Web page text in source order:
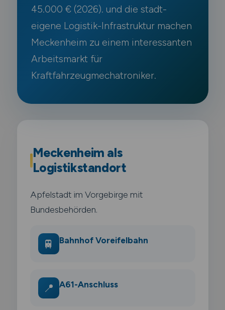
45.000 € (2026). und die stadt-
eigene Logistik-Infrastruktur machen
Meckenheim zu einem interessanten
Arbeitsmarkt für
Kraftfahrzeugmechatroniker.
Meckenheim als
Logistikstandort
Apfelstadt im Vorgebirge mit
Bundesbehörden.
🚆 Bahnhof Voreifelbahn
📍 A61-Anschluss